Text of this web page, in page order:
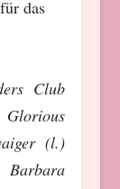
Club
(l.)